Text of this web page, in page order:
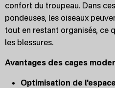
confort du troupeau. Dans
pondeuses, les oiseaux
tout en restant organisés, ce
les blessures.
Avantages des cages
Optimisation de